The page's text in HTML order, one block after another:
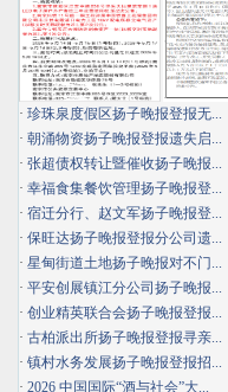
· 珍珠泉度假区扬子晚报登报无...
· 朝涌物资扬子晚报登报遗失启...
· 张超债权转让暨催收扬子晚报...
· 幸福食集餐饮管理扬子晚报登...
· 宿迁分行、赵文军扬子晚报登...
· 保旺达扬子晚报登报分公司遗...
· 星甸街道土地扬子晚报对不门...
· 平安创展镇江分公司扬子晚报...
· 创业精英联合会扬子晚报登报...
· 古柏派出所扬子晚报登报寻亲...
· 镇村水务发展扬子晚报登报招...
· 2026 中国国际“酒与社会”大...